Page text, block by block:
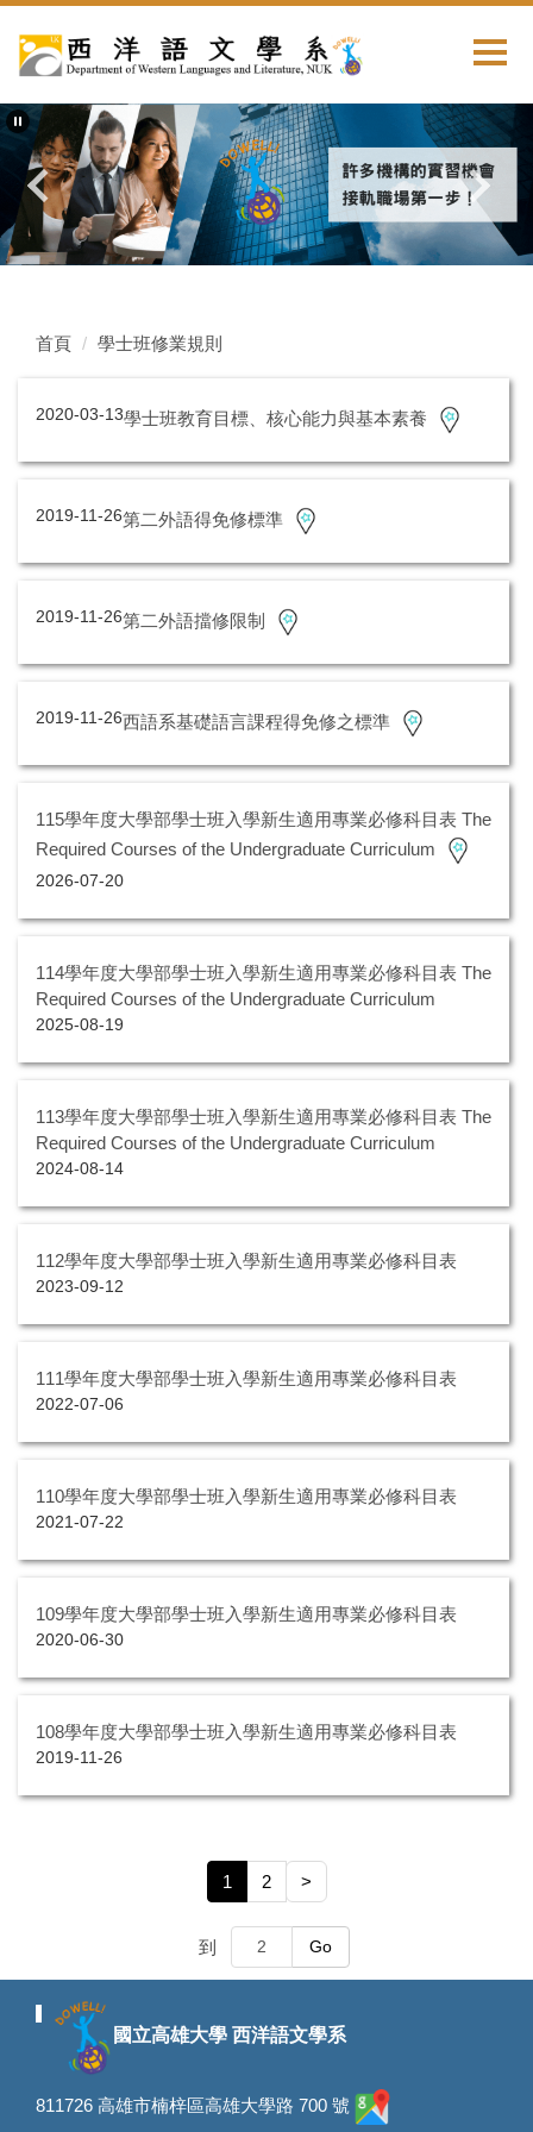
首頁 學士班修業規則
學士班教育目標、核心能力與基本素養
2020-03-13
第二外語得免修標準
2019-11-26
第二外語擋修限制
2019-11-26
西語系基礎語言課程得免修之標準
2019-11-26
115學年度大學部學士班入學新生適用專業必修科目表 The
Required Courses of the Undergraduate Curriculum
2026-07-20
114學年度大學部學士班入學新生適用專業必修科目表 The
Required Courses of the Undergraduate Curriculum
2025-08-19
113學年度大學部學士班入學新生適用專業必修科目表 The
Required Courses of the Undergraduate Curriculum
2024-08-14
112學年度大學部學士班入學新生適用專業必修科目表
2023-09-12
111學年度大學部學士班入學新生適用專業必修科目表
2022-07-06
110學年度大學部學士班入學新生適用專業必修科目表
2021-07-22
109學年度大學部學士班入學新生適用專業必修科目表
2020-06-30
108學年度大學部學士班入學新生適用專業必修科目表
2019-11-26
1 2 >
到 Go
國立高雄大學 西洋語文學系
811726 高雄市楠梓區高雄大學路 700 號